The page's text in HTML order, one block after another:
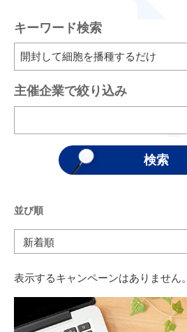
キーワード検索
主催企業で絞り込み
並び順
表示するキャンペーンはありません。